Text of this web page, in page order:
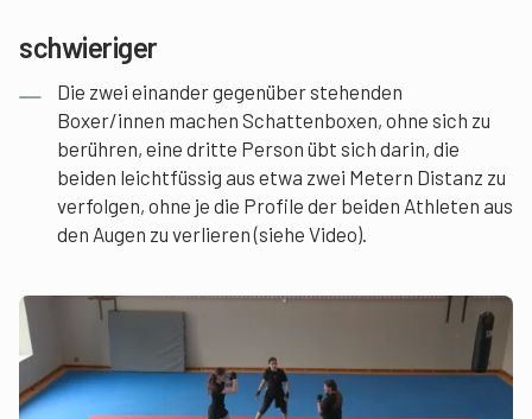
schwieriger
Die zwei einander gegenüber stehenden
Boxer/innen machen Schattenboxen, ohne sich zu
berühren, eine dritte Person übt sich darin, die
beiden leichtfüssig aus etwa zwei Metern Distanz zu
verfolgen, ohne je die Profile der beiden Athleten aus
den Augen zu verlieren (siehe Video).